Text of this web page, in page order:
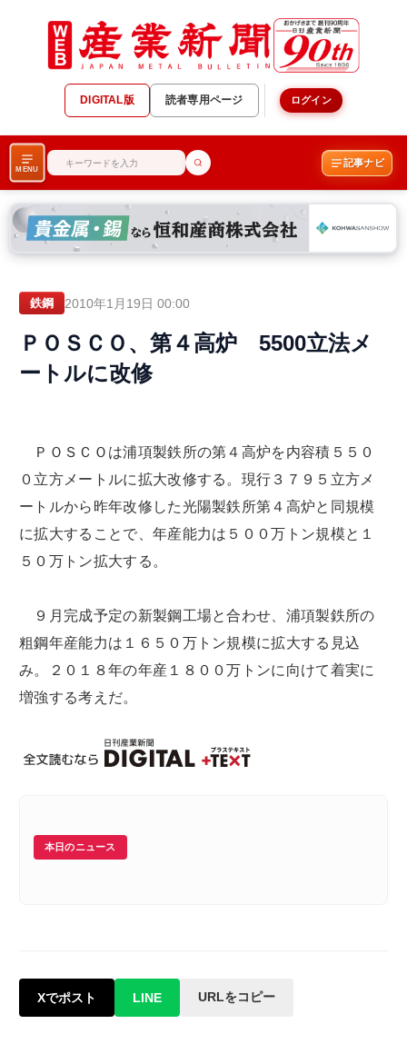
DIGITAL版 読者専用ページ ログイン
MENU
記事ナビ
鉄鋼 2010年1月19日 00:00
ＰＯＳＣＯ、第４高炉 5500立法メ
ートルに改修
ＰＯＳＣＯは浦項製鉄所の第４高炉を内容積５５０
０立方メートルに拡大改修する。現行３７９５立方メ
ートルから昨年改修した光陽製鉄所第４高炉と同規模
に拡大することで、年産能力は５００万トン規模と１
５０万トン拡大する。
９月完成予定の新製鋼工場と合わせ、浦項製鉄所の
粗鋼年産能力は１６５０万トン規模に拡大する見込
み。２０１８年の年産１８００万トンに向けて着実に
増強する考えだ。
本日のニュース
Xでポスト LINE URLをコピー